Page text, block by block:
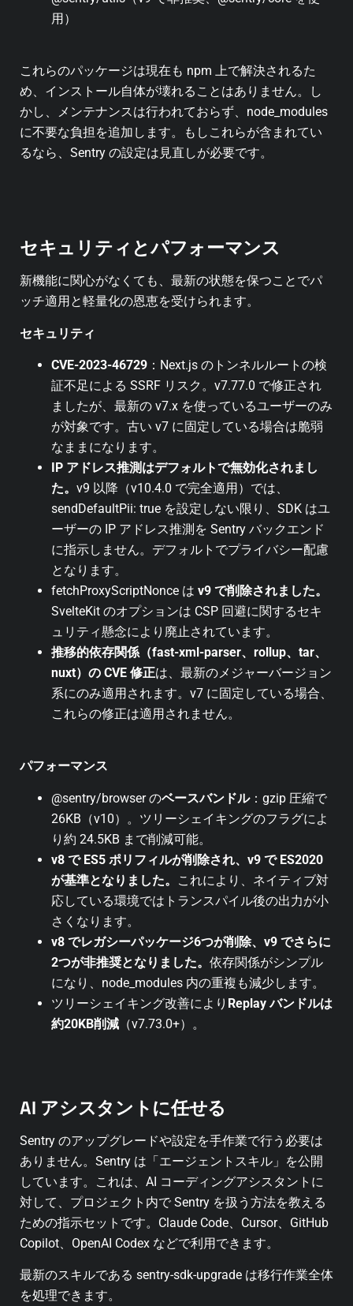
用）
これらのパッケージは現在も npm 上で解決されるた
め、インストール自体が壊れることはありません。し
かし、メンテナンスは行われておらず、node_modules
に不要な負担を追加します。もしこれらが含まれてい
るなら、Sentry の設定は見直しが必要です。
セキュリティとパフォーマンス
新機能に関心がなくても、最新の状態を保つことでパ
ッチ適用と軽量化の恩恵を受けられます。
セキュリティ
CVE-2023-46729 ：Next.js のトンネルルートの検
証不足による SSRF リスク。v7.77.0 で修正され
ましたが、最新の v7.x を使っているユーザーのみ
が対象です。古い v7 に固定している場合は脆弱
なままになります。
IP アドレス推測はデフォルトで無効化されまし
た。 v9 以降（v10.4.0 で完全適用）では、
sendDefaultPii: true を設定しない限り、SDK はユ
ーザーの IP アドレス推測を Sentry バックエンド
に指示しません。デフォルトでプライバシー配慮
となります。
fetchProxyScriptNonce は v9 で削除されました。
SvelteKit のオプションは CSP 回避に関するセキ
ュリティ懸念により廃止されています。
推移的依存関係（fast-xml-parser、rollup、tar、
nuxt）の CVE 修正は、最新のメジャーバージョン
系にのみ適用されます。v7 に固定している場合、
これらの修正は適用されません。
パフォーマンス
@sentry/browser のベースバンドル：gzip 圧縮で
26KB（v10）。ツリーシェイキングのフラグによ
り約 24.5KB まで削減可能。
v8 で ES5 ポリフィルが削除され、v9 で ES2020
が基準となりました。
これにより、ネイティブ対
応している環境ではトランスパイル後の出力が小
さくなります。
v8 でレガシーパッケージ6つが削除、v9 でさらに
2つが非推奨となりました。 依存関係がシンプル
になり、node_modules 内の重複も減少します。
ツリーシェイキング改善により Replay バンドルは
約20KB削減 （v7.73.0+）。
AI アシスタントに任せる
Sentry のアップグレードや設定を手作業で行う必要は
ありません。Sentry は「エージェントスキル」を公開
しています。これは、AI コーディングアシスタントに
対して、プロジェクト内で Sentry を扱う方法を教える
ための指示セットです。Claude Code、Cursor、GitHub
Copilot、OpenAI Codex などで利用できます。
最新のスキルである sentry-sdk-upgrade は移行作業全体
を処理できます。